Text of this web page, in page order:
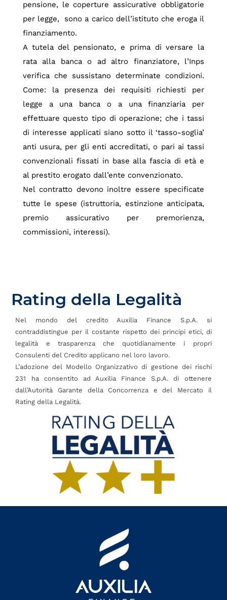
pensione, le coperture assicurative obbligatorie
per legge, sono a carico dell’istituto che eroga il
finanziamento.
A tutela del pensionato, e prima di versare la
rata alla banca o ad altro finanziatore, l’Inps
verifica che sussistano determinate condizioni.
Come: la presenza dei requisiti richiesti per
legge a una banca o a una finanziaria per
effettuare questo tipo di operazione; che i tassi
di interesse applicati siano sotto il ‘tasso-soglia’
anti usura, per gli enti accreditati, o pari ai tassi
convenzionali fissati in base alla fascia di età e
al prestito erogato dall’ente convenzionato.
Nel contratto devono inoltre essere specificate
tutte le spese (istruttoria, estinzione anticipata,
premio assicurativo per premorienza,
commissioni, interessi).
Rating della Legalità
Nel mondo del credito Auxilia Finance S.p.A. si
contraddistingue per il costante rispetto dei principi etici, di
legalità e trasparenza che quotidianamente i propri
Consulenti del Credito applicano nel loro lavoro.
L’adozione del Modello Organizzativo di gestione dei rischi
231 ha consentito ad Auxilia Finance S.p.A. di ottenere
dall’Autorità Garante della Concorrenza e del Mercato il
Rating della Legalità.